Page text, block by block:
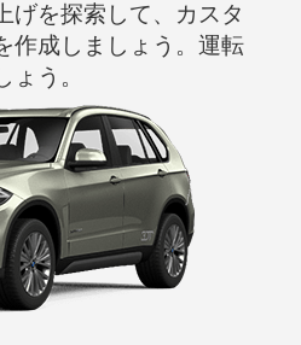
げを探索して、カスタ
作成しましょう。運転
う。